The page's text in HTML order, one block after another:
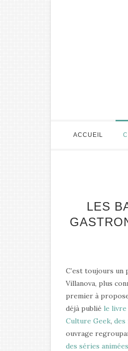
ACCUEIL
LES
C’est toujours un
Villanova, plus
premier à
déjà publié le livre
Culture Geek, des
ouvrage
des séries